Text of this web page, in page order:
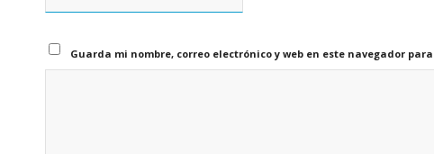
Guarda mi nombre, correo electrónico y web en este navegador